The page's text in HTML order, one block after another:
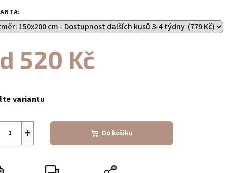
520 Kč
variantu
+ Do košíku